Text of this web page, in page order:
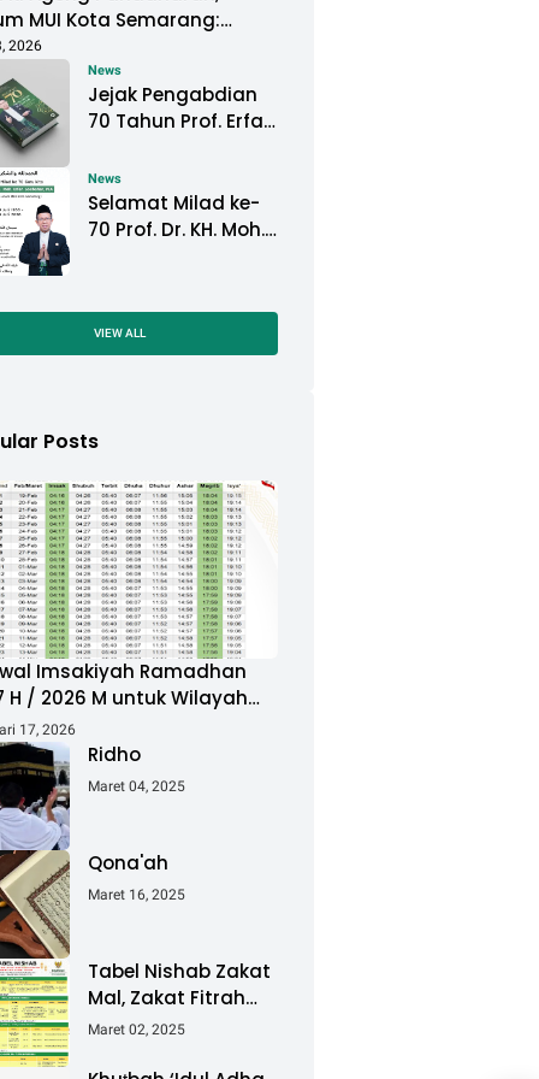
MUI Kota Semarang:
Sejarah Harus Terus
2026
News
Jejak Pengabdian
70 Tahun Prof. Erfan
Diabadikan dalam
Buku Biografi
News
Selamat Milad ke-
70 Prof. Dr. KH. Moh.
VIEW ALL
Posts
Imsakiyah Ramadhan
H / 2026 M untuk Wilayah
Semarang
17, 2026
Ridho
Maret 04, 2025
Qona'ah
Maret 16, 2025
Tabel Nishab Zakat
Mal, Zakat Fitrah
dan Fidyah
Maret 02, 2025